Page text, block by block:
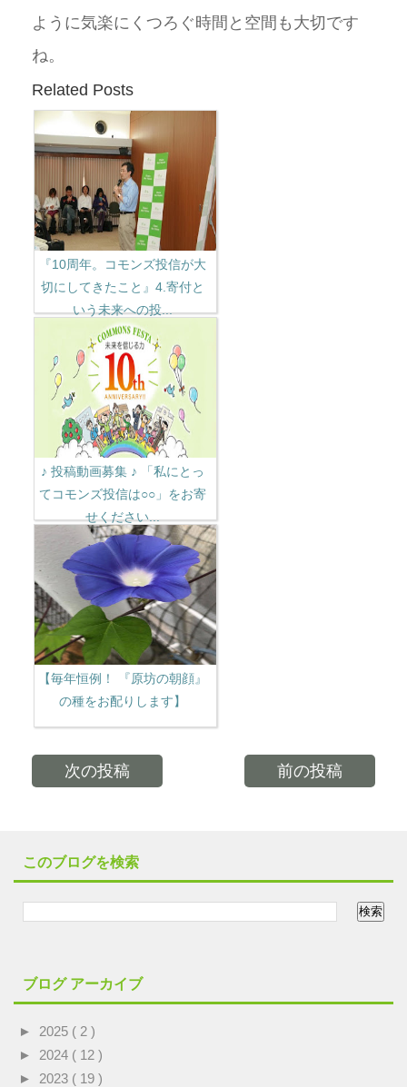
ように気楽にくつろぐ時間と空間も大切です
ね。
Related Posts
『10周年。コモンズ投信が大
切にしてきたこと』4.寄付と
いう未来への投...
♪ 投稿動画募集 ♪ 「私にとっ
てコモンズ投信は○○」をお寄
せください...
【毎年恒例！ 『原坊の朝顔』
の種をお配りします】
次の投稿 前の投稿
このブログを検索
ブログ アーカイブ
► 2025 ( 2 )
► 2024 ( 12 )
► 2023 ( 19 )